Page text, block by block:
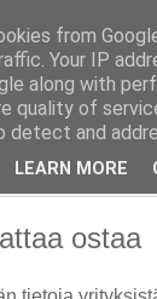
Toiveita
] [ Tuunaa ]
ostaa
from
Your IP
along with
quality of
and
LEARN MORE